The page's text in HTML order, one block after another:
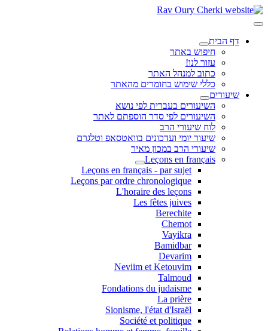
דף הבית
חיפוש באתר
עזור לנו!
כתוב למנהל האתר
כללי שימוש בחומרים מהאתר
שיעורים
השיעורים בעברית לפי נושא
השיעורים לפי סדר הוספתם לאתר
לוח שיעורי הרב
שיעור יומי ועדכונים בוואטסאפ וטלגרם
שיעורי הרב במכון מאיר
Leçons en français
Leçons en français - par sujet
Leçons par ordre chronologique
L'horaire des leçons
Les fêtes juives
Berechite
Chemot
Vayikra
Bamidbar
Devarim
Neviim et Ketouvim
Talmoud
Fondations du judaisme
La prière
Sionisme, l'état d'Israël
Société et politique